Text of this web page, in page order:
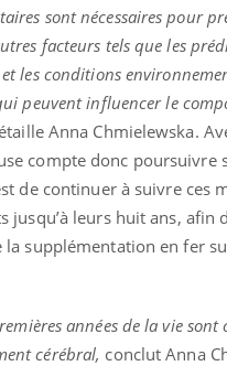
sont nécessaires pour
facteurs tels que les
les conditions
peuvent influencer le
Anna Chmielewska.
compte donc poursuivre
de continuer à suivre ces
jusqu’à leurs huit ans, afin
la supplémentation en fer
années de la vie
cérébral, conclut Anna